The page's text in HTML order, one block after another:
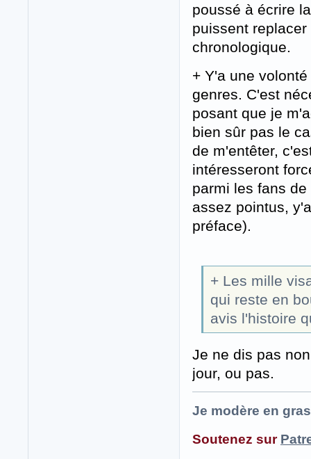
poussé à écrire
puissent
chronologique.
+ Y'a une
genres. C'est
posant que je
bien sûr pas le
de m'entêter,
intéresseront
parmi les fans
assez pointus,
préface).
+ Les mille
qui reste en
avis l'histoire
Je ne dis pas
jour, ou pas.
Je modère en
Soutenez sur